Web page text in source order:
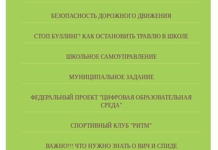
БЕЗОПАСНОСТЬ ДОРОЖНОГО ДВИЖЕНИЯ
СТОП БУЛЛИНГ! КАК ОСТАНОВИТЬ ТРАВЛЮ В ШКОЛЕ
ШКОЛЬНОЕ САМОУПРАВЛЕНИЕ
МУНИЦИПАЛЬНОЕ ЗАДАНИЕ
ФЕДЕРАЛЬНЫЙ ПРОЕКТ "ЦИФРОВАЯ ОБРАЗОВАТЕЛЬНАЯ
СРЕДА"
СПОРТИВНЫЙ КЛУБ "РИТМ"
ВАЖНО!!! ЧТО НУЖНО ЗНАТЬ О ВИЧ И СПИДЕ